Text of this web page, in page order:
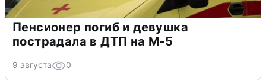
Пенсионер погиб и девушка
пострадала в ДТП на М-5
9 августа 0